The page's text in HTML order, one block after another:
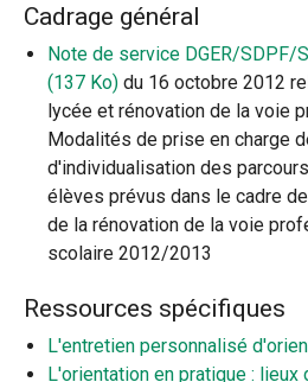
Cadrage général
Note de service DGER/SDPF/
(137 Ko) du 16 octobre 2012
lycée et rénovation de la voie
Modalités de prise en charge
d'individualisation des
élèves prévus dans le cadre
de la rénovation de la voie
scolaire 2012/2013
Ressources spécifiques
L'entretien personnalisé
L'orientation en pratique : lieux